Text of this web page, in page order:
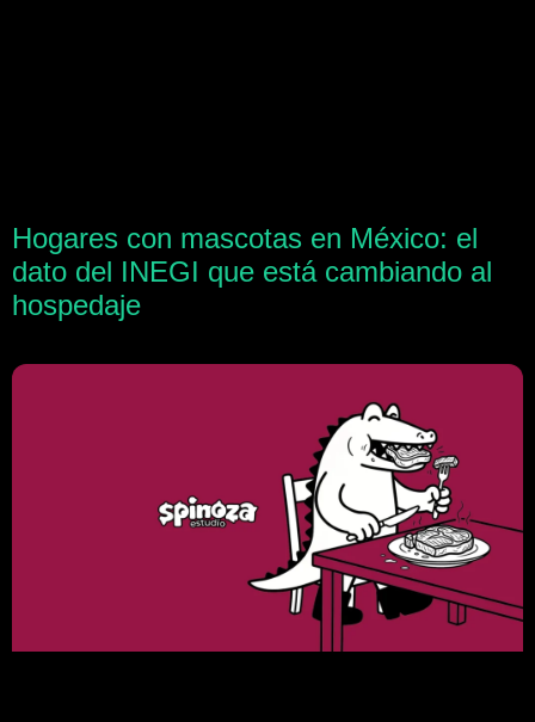
Hogares con mascotas en México: el
dato del INEGI que está cambiando al
hospedaje